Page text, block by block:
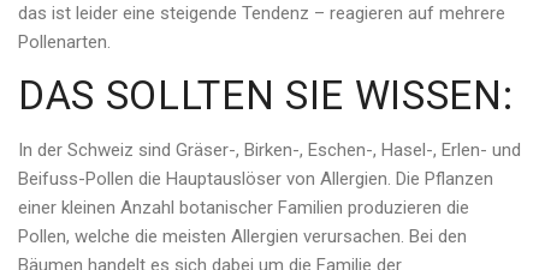
das ist leider eine steigende Tendenz – reagieren auf mehrere
Pollenarten.
DAS SOLLTEN SIE WISSEN:
In der Schweiz sind Gräser-, Birken-, Eschen-, Hasel-, Erlen- und
Beifuss-Pollen die Hauptauslöser von Allergien. Die Pflanzen
einer kleinen Anzahl botanischer Familien produzieren die
Pollen, welche die meisten Allergien verursachen. Bei den
Bäumen handelt es sich dabei um die Familie der